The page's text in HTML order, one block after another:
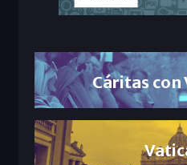
Cáritas con